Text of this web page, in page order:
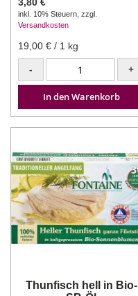
3,80 €
inkl. 10% Steuern, zzgl.
Versandkosten
19,00 € / 1 kg
- +
In den Warenkorb
Thunfisch hell in Bio-